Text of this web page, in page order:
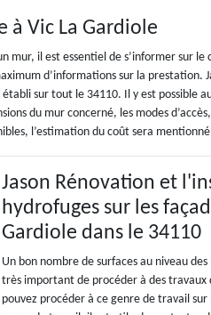
à Vic La Gardiole
mur, il est essentiel de s’informer sur
d’informations sur la
sur tout le 34110. Il y est possible
du mur concerné, les modes
l’estimation du coût sera mentionné
Jason Rénovation et
hydrofuges sur les
Gardiole dans le 34110
Un bon nombre de surfaces au niveau
très important de procéder à des travaux
pouvez procéder à ce genre de travail